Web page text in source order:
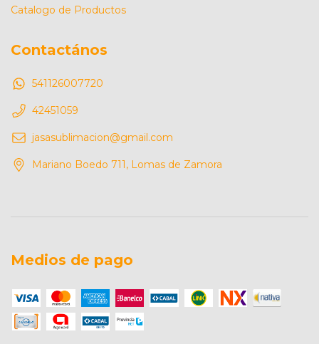
Catalogo de Productos
Contactános
541126007720
42451059
jasasublimacion@gmail.com
Mariano Boedo 711, Lomas de Zamora
Medios de pago